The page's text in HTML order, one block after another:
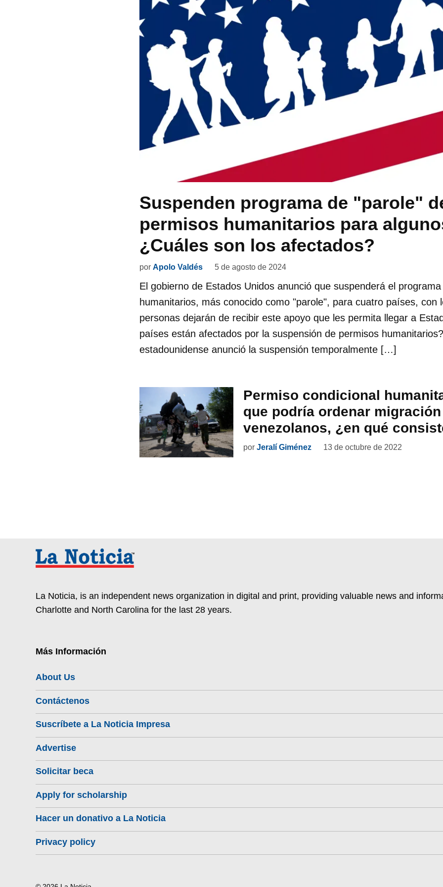
Suspenden programa de "parole"
permisos humanitarios para
¿Cuáles son los afectados?
por Apolo Valdés 5 de agosto de 2024
El gobierno de Estados Unidos anunció que suspenderá el
humanitarios, más conocido como "parole", para cuatro países, con
personas dejarán de recibir este apoyo que les permita llegar a
países están afectados por la suspensión de permisos
estadounidense anunció la suspensión temporalmente […]
Permiso condicional
que podría ordenar
venezolanos, ¿en qué
por Jeralí Giménez 13 de octubre de 2022
La Noticia, is an independent news organization in digital and print, providing valuable news and
Charlotte and North Carolina for the last 28 years.
Más Información
About Us
Contáctenos
Suscríbete a La Noticia Impresa
Advertise
Solicitar beca
Apply for scholarship
Hacer un donativo a La Noticia
Privacy policy